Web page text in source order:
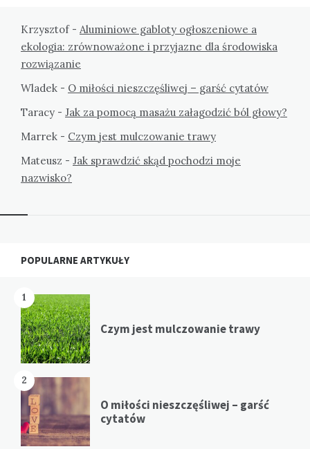
Krzysztof- Aluminiowe gabloty ogłoszeniowe a
ekologia: zrównoważone i przyjazne dla środowiska
rozwiązanie
Wladek - O miłości nieszczęśliwej – garść cytatów
Taracy - Jak za pomocą masażu załagodzić ból głowy?
Marrek - Czym jest mulczowanie trawy
Mateusz - Jak sprawdzić skąd pochodzi moje
nazwisko?
Widgets
POPULARNE ARTYKUŁY
1
Czym jest mulczowanie trawy
2
O miłości nieszczęśliwej – garść
cytatów